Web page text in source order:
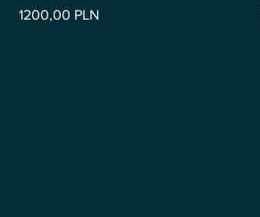
Precio
1200,00 PLN